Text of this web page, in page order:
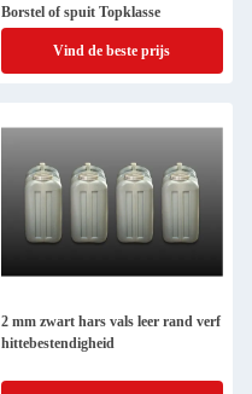
Borstel of spuit Topklasse
Vind de beste prijs
2 mm zwart hars vals leer rand verf
hittebestendigheid